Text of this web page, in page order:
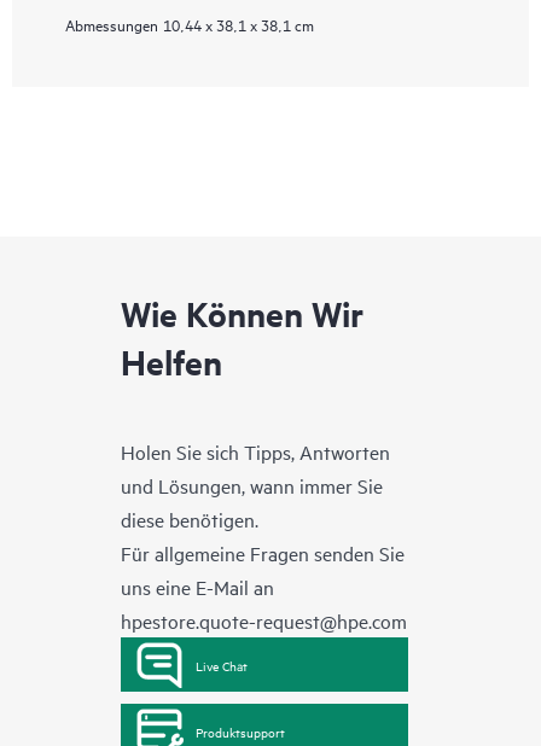
Abmessungen 10,44 x 38,1 x 38,1 cm
Wie Können Wir
Helfen
Holen Sie sich Tipps, Antworten
und Lösungen, wann immer Sie
diese benötigen.
Für allgemeine Fragen senden Sie
uns eine E-Mail an
hpestore.quote-request@hpe.com
Live Chat
Produktsupport